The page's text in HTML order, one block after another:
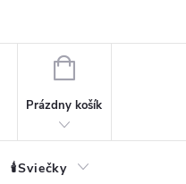
NÁKUPNÝ
Prázdny košík
🕯️Sviečky